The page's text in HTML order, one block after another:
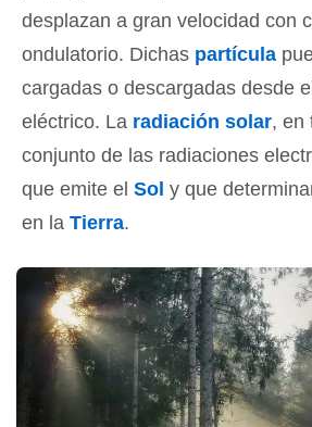
desplazan a gran velocidad con
ondulatorio. Dichas partícula
cargadas o descargadas desde
eléctrico. La radiación solar, en
conjunto de las radiaciones
que emite el Sol y que
en la Tierra.